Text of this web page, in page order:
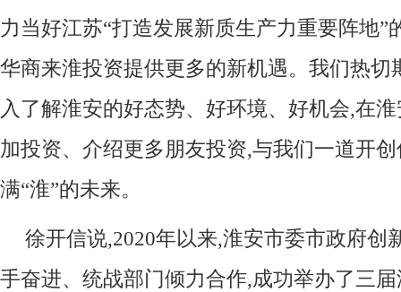
力当好江苏“打造发展新质生产力重要阵地”
华商来淮投资提供更多的新机遇。我们热切
入了解淮安的好态势、好环境、好机会,在
加投资、介绍更多朋友投资,与我们一道开
满“淮”的未来。
徐开信说,2020年以来,淮安市委市政府创
手奋进、统战部门倾力合作,成功举办了三